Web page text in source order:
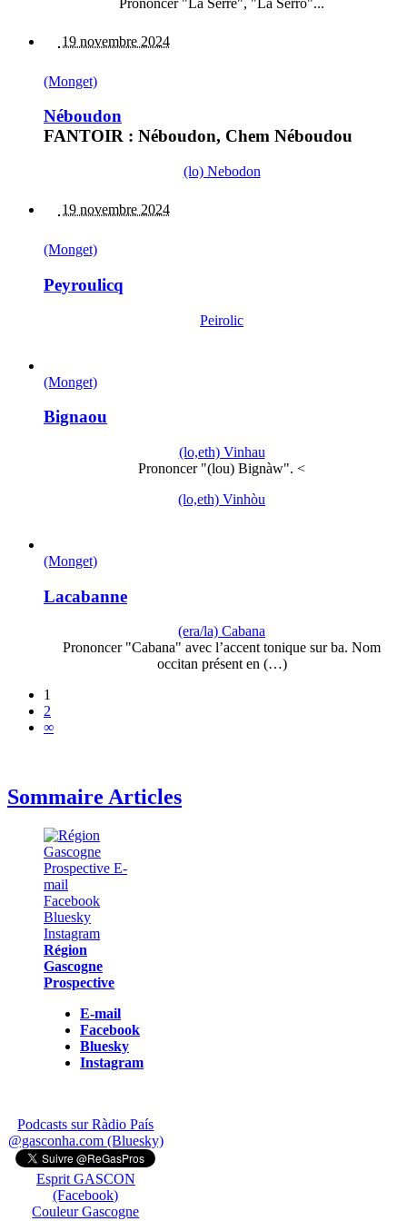
19 novembre 2024
(Monget)
Néboudon
FANTOIR : Néboudon, Chem Néboudou
(lo) Nebodon
19 novembre 2024
(Monget)
Peyroulicq
Peirolic
(Monget)
Bignaou
(lo,eth) Vinhau
Prononcer "(lou) Bignàw". <
(lo,eth) Vinhòu
(Monget)
Lacabanne
(era/la) Cabana
Prononcer "Cabana" avec l’accent tonique sur ba. Nom
occitan présent en (…)
1
2
∞
Sommaire Articles
Région
Gascogne
Prospective
E-mail
Facebook
Bluesky
Instagram
Podcasts sur Ràdio País
@gasconha.com (Bluesky)
Esprit GASCON
(Facebook)
Couleur Gascogne